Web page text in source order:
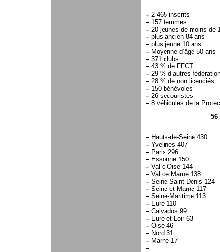
– 2 465 inscrits
– 157 femmes
– 20 jeunes de moins de
– plus ancien 84 ans
– plus jeune 10 ans
– Moyenne d’âge 50 ans
– 371 clubs
– 43 % de FFCT
– 29 % d’autres
– 28 % de non licenciés
– 150 bénévoles
– 26 secouristes
– 8 véhicules de la
56
– Hauts-de-Seine 430
– Yvelines 407
– Paris 296
– Essonne 150
– Val d’Oise 144
– Val de Marne 138
– Seine-Saint-Denis 124
– Seine-et-Marne 117
– Seine-Maritime 113
– Eure 110
– Calvados 99
– Eure-et-Loir 63
– Oise 46
– Nord 31
– Marne 17
– ...